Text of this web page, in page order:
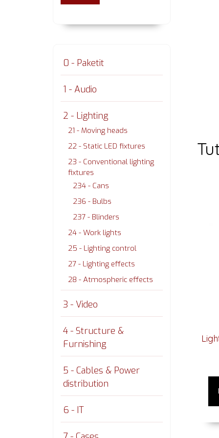
0 - Paketit
1 - Audio
2 - Lighting
21 - Moving heads
22 - Static LED fixtures
23 - Conventional lighting
fixtures
234 - Cans
236 - Bulbs
237 - Blinders
24 - Work lights
25 - Lighting control
27 - Lighting effects
28 - Atmospheric effects
3 - Video
4 - Structure &
Furnishing
5 - Cables & Power
distribution
6 - IT